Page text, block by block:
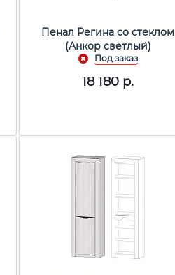
Пенал Регина со стеклом
(Анкор светлый)
18 180 р.